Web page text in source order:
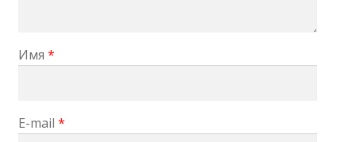
Имя *
E-mail *